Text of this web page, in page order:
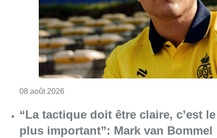
08 août 2026
“La tactique doit être claire, c’est le
plus important”: Mark van Bommel